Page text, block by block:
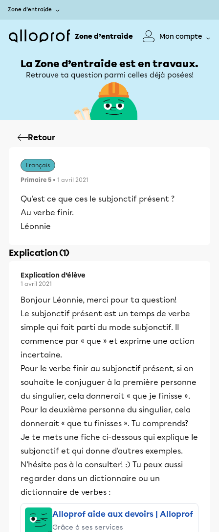
Zone d’entraide
Zone d’entraide Mon compte
La Zone d’entraide est en travaux.
Retrouve ta question parmi celles déjà posées!
Retour
Français
Primaire 5 • 1 avril 2021
Qu'est ce que ces le subjonctif présent ?
Au verbe finir.
Léonnie
Explication (1)
Explication d’élève
1 avril 2021
Bonjour Léonnie, merci pour ta question!
Le subjonctif présent est un temps de verbe
simple qui fait parti du mode subjonctif. Il
commence par « que » et exprime une action
incertaine.
Pour le verbe finir au subjonctif présent, si on
souhaite le conjuguer à la première personne
du singulier, cela donnerait « que je finisse ».
Pour la deuxième personne du singulier, cela
donnerait « que tu finisses ». Tu comprends?
Je te mets une fiche ci-dessous qui explique le
subjonctif et qui donne d'autres exemples.
N'hésite pas à la consulter! :) Tu peux aussi
regarder dans un dictionnaire ou un
dictionnaire de verbes :
Alloprof aide aux devoirs | Alloprof
Grâce à ses services